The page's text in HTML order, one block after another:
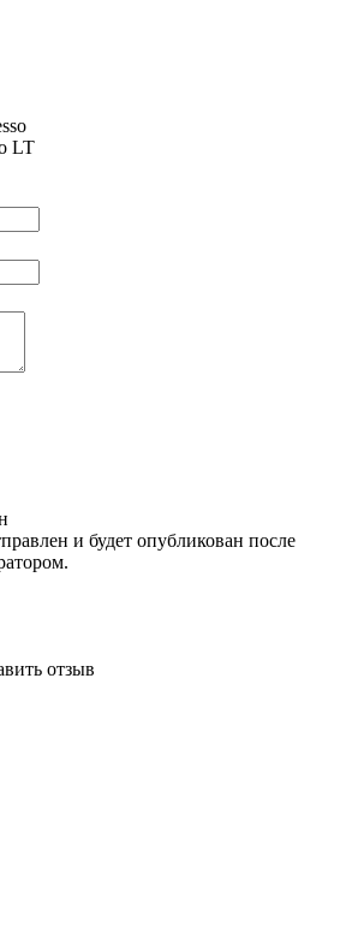
LT
и будет опубликован после
отзыв